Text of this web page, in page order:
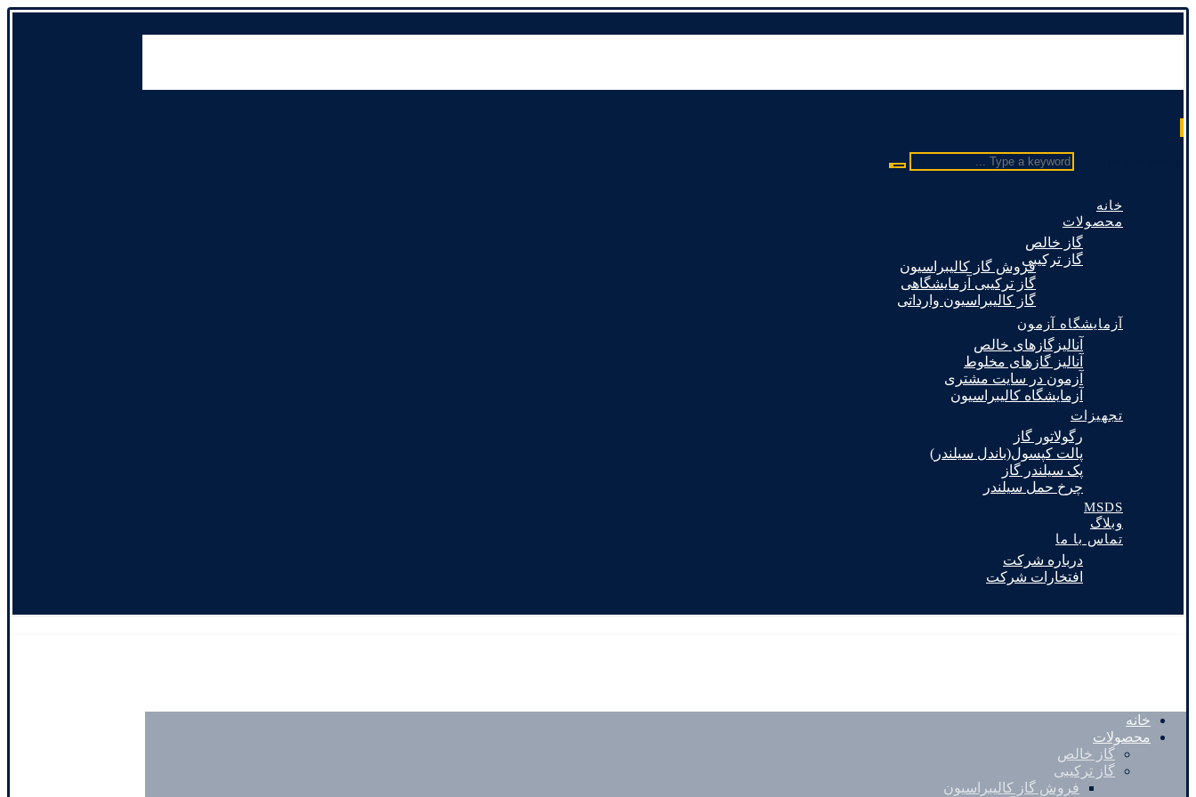
خانه
محصولات
گاز خالص
گاز ترکیبیفروش گاز کالیبراسیون
گاز ترکیبی آزمایشگاهی
گاز کالیبراسیون وارداتی
آزمایشگاه آزمون
آنالیزگازهای خالص
آنالیز گازهای مخلوط
آزمون در سایت مشتری
آزمایشگاه کالیبراسیون
تجهیزات
رگولاتور گاز
پالت کپسول(باندل سیلندر)
پک سیلندر گاز
چرخ حمل سیلندر
MSDS
وبلاگ
تماس با ما
درباره شرکت
افتخارات شرکت
خانه
محصولات
گاز خالص
گاز ترکیبی
فروش گاز کالیبراسیون